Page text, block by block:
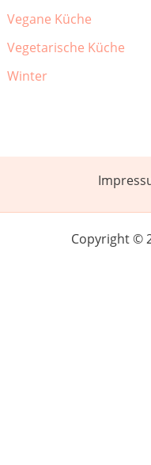
Vegane Küche
Vegetarische Küche
Winter
Copyright ©